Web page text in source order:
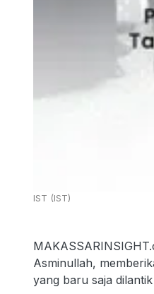
IST (IST)
Asminullah,
yang baru saja